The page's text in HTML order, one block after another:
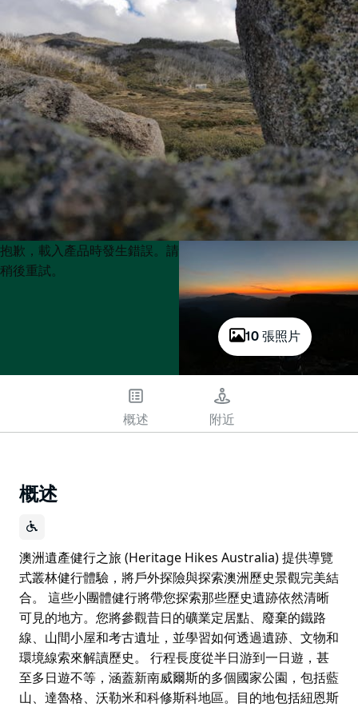
10 張照片
Product
List
Product
List
抱歉，載入產品時發生錯誤。請
稍後重試。
概述 附近
概述
澳洲遺產健行之旅 (Heritage Hikes Australia) 提供導覽
式叢林健行體驗，將戶外探險與探索澳洲歷史景觀完美結
合。 這些小團體健行將帶您探索那些歷史遺跡依然清晰
可見的地方。您將參觀昔日的礦業定居點、廢棄的鐵路
線、山間小屋和考古遺址，並學習如何透過遺跡、文物和
環境線索來解讀歷史。 行程長度從半日游到一日遊，甚
至多日遊不等，涵蓋新南威爾斯的多個國家公園，包括藍
山、達魯格、沃勒米和科修斯科地區。目的地包括紐恩斯